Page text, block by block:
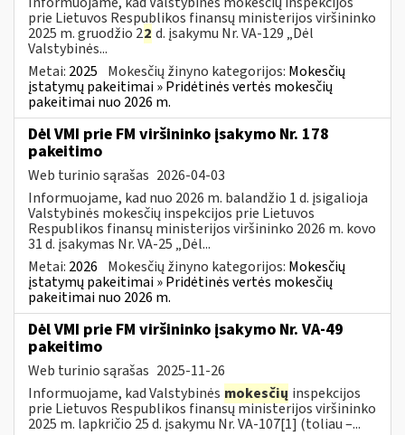
prie Lietuvos Respublikos finansų ministerijos viršininko
2025 m. gruodžio 22 d. įsakymu Nr. VA-129 „Dėl
Valstybinės...
Metai: 2025 Mokesčių žinyno kategorijos: Mokesčių
įstatymų pakeitimai » Pridėtinės vertės mokesčių
pakeitimai nuo 2026 m.
Dėl VMI prie FM viršininko įsakymo Nr. 178
pakeitimo
Web turinio sąrašas 2026-04-03
Informuojame, kad nuo 2026 m. balandžio 1 d. įsigalioja
Valstybinės mokesčių inspekcijos prie Lietuvos
Respublikos finansų ministerijos viršininko 2026 m. kovo
31 d. įsakymas Nr. VA-25 „Dėl...
Metai: 2026 Mokesčių žinyno kategorijos: Mokesčių
įstatymų pakeitimai » Pridėtinės vertės mokesčių
pakeitimai nuo 2026 m.
Dėl VMI prie FM viršininko įsakymo Nr. VA-49
pakeitimo
Web turinio sąrašas 2025-11-26
Informuojame, kad Valstybinės mokesčių inspekcijos
prie Lietuvos Respublikos finansų ministerijos viršininko
2025 m. lapkričio 25 d. įsakymu Nr. VA-107[1] (toliau –...